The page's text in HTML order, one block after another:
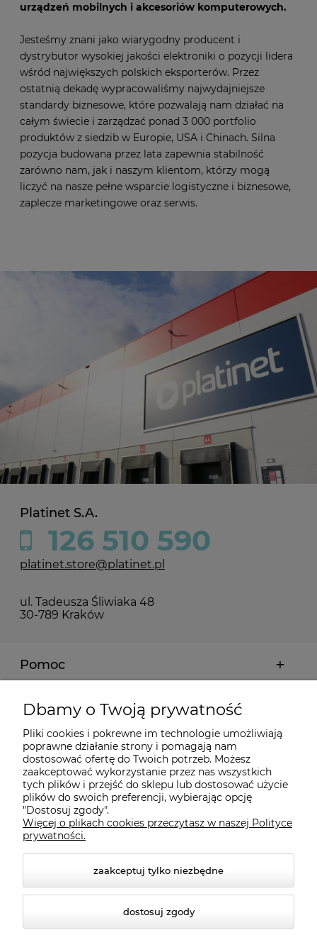
urządzeń mobilnych i akcesoriów komputerowych.
Jesteśmy znani jako wiarygodny producent i
dystrybutor wysokiej jakości elektroniki o pozycji lidera
wśród największych polskich eksporterów. Przez
ostatnią dekadę wypracowaliśmy najwydajniejsze
standardy biznesowe, które pozwalają nam działać na
całym świecie i zarządzać ponad 3 000 portfolio
produktów z siedzib w Europie, USA i Chinach. Silna
pozycja budowana przez lata zapewnia stabilność
zarówno nam, jak i naszym klientom, którzy mogą
liczyć na nasze pełne wsparcie logistyczne i biznesowe,
zaplecze marketingowe oraz serwis.
Platinet S.A.
126 510 590
platinet.store@platinet.pl
ul. Tadeusza Śliwiaka 48
30-789 Kraków
Pomoc
Moje konto
Płatności i dostawa
Informacje
O nas
Dbamy o Twoją prywatność
Pliki cookies i pokrewne im technologie umożliwiają
poprawne działanie strony i pomagają nam
dostosować ofertę do Twoich potrzeb. Możesz
zaakceptować wykorzystanie przez nas wszystkich
tych plików i przejść do sklepu lub dostosować użycie
plików do swoich preferencji, wybierając opcję
"Dostosuj zgody".
Więcej o plikach cookies przeczytasz w naszej Polityce
prywatności.
zaakceptuj tylko niezbędne
dostosuj zgody